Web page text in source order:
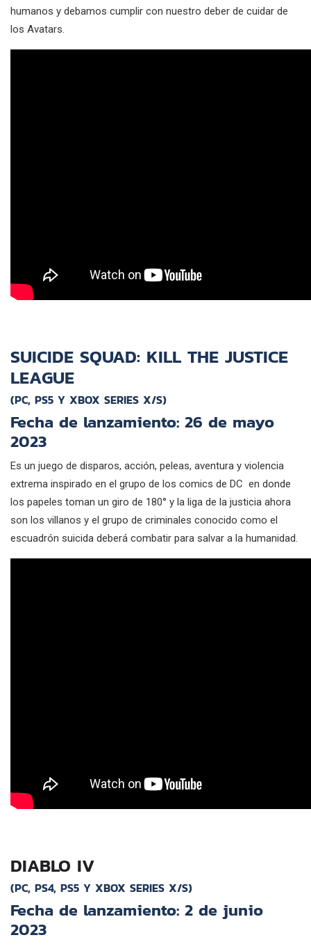
humanos y debamos cumplir con nuestro deber de cuidar de
los Avatars.
SUICIDE SQUAD: KILL THE JUSTICE
LEAGUE
(PC, PS5 Y XBOX SERIES X/S)
Fecha de lanzamiento: 26 de mayo
2023
Es un juego de disparos, acción, peleas, aventura y violencia
extrema inspirado en el grupo de los comics de DC en donde
los papeles toman un giro de 180° y la liga de la justicia ahora
son los villanos y el grupo de criminales conocido como el
escuadrón suicida deberá combatir para salvar a la humanidad.
DIABLO IV
(PC, PS4, PS5 Y XBOX SERIES X/S)
Fecha de lanzamiento: 2 de junio
2023